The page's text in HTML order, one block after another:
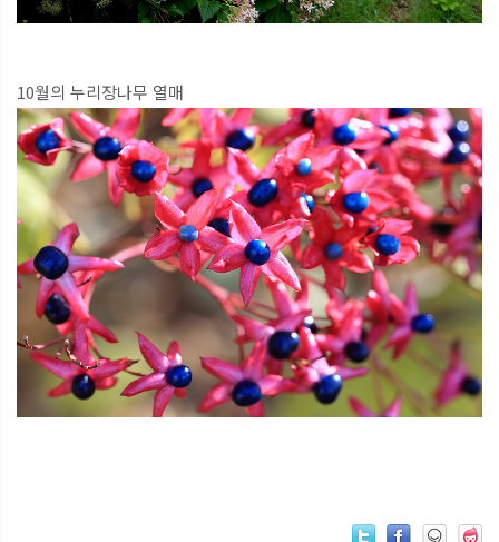
10월의 누리장나무 열매